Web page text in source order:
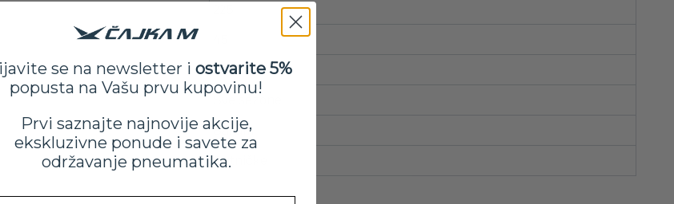
17
Barum
Putničke
se na newsletter i ostvarite 5%
popusta na Vašu prvu kupovinu!
Prvi saznajte najnovije akcije,
ekskluzivne ponude i savete za
održavanje pneumatika.